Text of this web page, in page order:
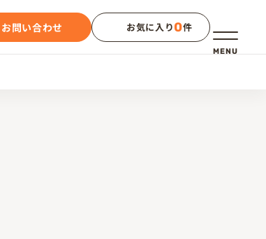
メニュー
MENU
お問い合わせ お気に入り0件